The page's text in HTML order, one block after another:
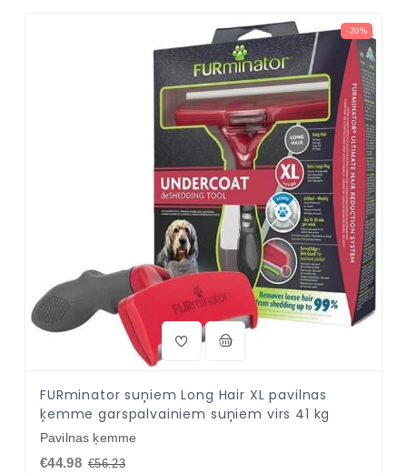
-20%
FURminator suņiem Long Hair XL pavilnas
ķemme garspalvainiem suņiem virs 41 kg
Pavilnas ķemme
€44.98 €56.23